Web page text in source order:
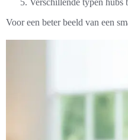
Verschillende typen hubs
Voor een beter beeld van een